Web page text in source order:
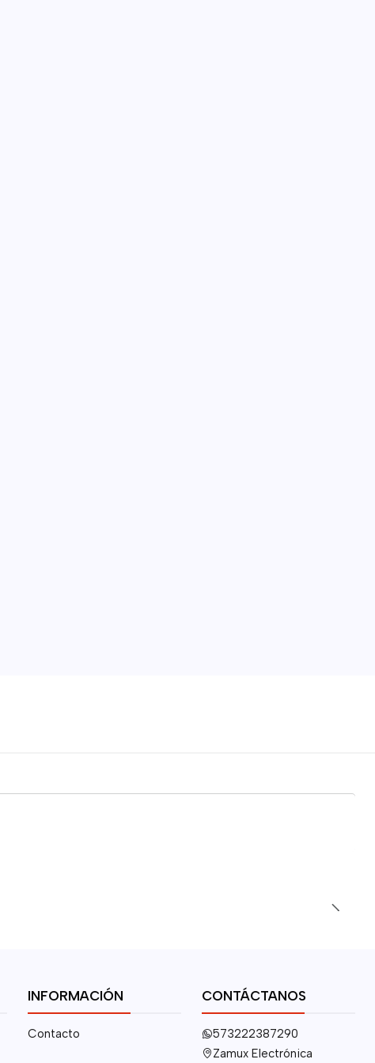
INFORMACIÓN
Contacto
CONTÁCTANOS
573222387290
Zamux Electrónica